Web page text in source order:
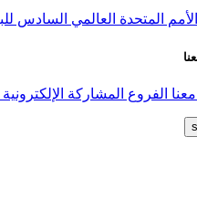
المتحدة العالمي السادس
الفروع المشاركة الإلكترونية